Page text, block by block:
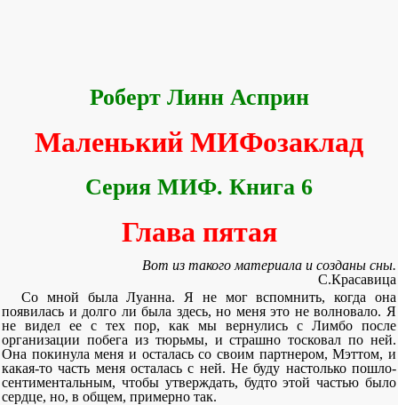
Роберт Линн Асприн
Маленький МИФозаклад
Серия МИФ. Книга 6
Глава пятая
Вот из такого материала и созданы сны.
С.Красавица
Со мной была Луанна. Я не мог вспомнить, когда она
появилась и долго ли была здесь, но меня это не волновало. Я
не видел ее с тех пор, как мы вернулись с Лимбо после
организации побега из тюрьмы, и страшно тосковал по ней.
Она покинула меня и осталась со своим партнером, Мэттом, и
какая-то часть меня осталась с ней. Не буду настолько пошло-
сентиментальным, чтобы утверждать, будто этой частью было
сердце, но, в общем, примерно так.